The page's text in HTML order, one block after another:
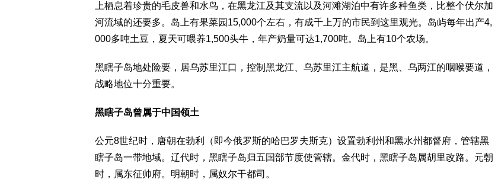
上栖息着珍贵的毛皮兽和水鸟，在黑龙江及其支流以及河滩湖泊中有许多种鱼类，比整个伏尔加
河流域的还要多。岛上有果菜园15,000个左右，有成千上万的市民到这里观光。岛屿每年出产4,
000多吨土豆，夏天可喂养1,500头牛，年产奶量可达1,700吨。岛上有10个农场。
黑瞎子岛地处险要，居乌苏里江口，控制黑龙江、乌苏里江主航道，是黑、乌两江的咽喉要道，
战略地位十分重要。
黑瞎子岛曾属于中国领土
公元8世纪时，唐朝在勃利（即今俄罗斯的哈巴罗夫斯克）设置勃利州和黑水州都督府，管辖黑
瞎子岛一带地域。辽代时，黑瞎子岛归五国部节度使管辖。金代时，黑瞎子岛属胡里改路。元朝
时，属东征帅府。明朝时，属奴尔干都司。